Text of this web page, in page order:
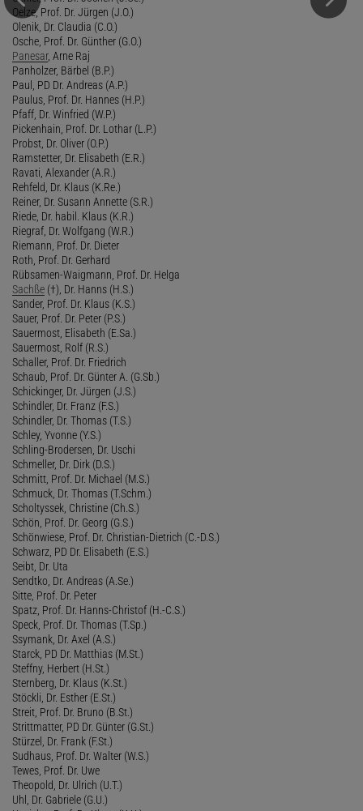
Oelze, Prof. Dr. Jürgen (J.O.)
Olenik, Dr. Claudia (C.O.)
Osche, Prof. Dr. Günther (G.O.)
Panesar, Arne Raj
Panholzer, Bärbel (B.P.)
Paul, PD Dr. Andreas (A.P.)
Paulus, Prof. Dr. Hannes (H.P.)
Pfaff, Dr. Winfried (W.P.)
Pickenhain, Prof. Dr. Lothar (L.P.)
Probst, Dr. Oliver (O.P.)
Ramstetter, Dr. Elisabeth (E.R.)
Ravati, Alexander (A.R.)
Rehfeld, Dr. Klaus (K.Re.)
Reiner, Dr. Susann Annette (S.R.)
Riede, Dr. habil. Klaus (K.R.)
Riegraf, Dr. Wolfgang (W.R.)
Riemann, Prof. Dr. Dieter
Roth, Prof. Dr. Gerhard
Rübsamen-Waigmann, Prof. Dr. Helga
Sachße (†), Dr. Hanns (H.S.)
Sander, Prof. Dr. Klaus (K.S.)
Sauer, Prof. Dr. Peter (P.S.)
Sauermost, Elisabeth (E.Sa.)
Sauermost, Rolf (R.S.)
Schaller, Prof. Dr. Friedrich
Schaub, Prof. Dr. Günter A. (G.Sb.)
Schickinger, Dr. Jürgen (J.S.)
Schindler, Dr. Franz (F.S.)
Schindler, Dr. Thomas (T.S.)
Schley, Yvonne (Y.S.)
Schling-Brodersen, Dr. Uschi
Schmeller, Dr. Dirk (D.S.)
Schmitt, Prof. Dr. Michael (M.S.)
Schmuck, Dr. Thomas (T.Schm.)
Scholtyssek, Christine (Ch.S.)
Schön, Prof. Dr. Georg (G.S.)
Schönwiese, Prof. Dr. Christian-Dietrich (C.-D.S.)
Schwarz, PD Dr. Elisabeth (E.S.)
Seibt, Dr. Uta
Sendtko, Dr. Andreas (A.Se.)
Sitte, Prof. Dr. Peter
Spatz, Prof. Dr. Hanns-Christof (H.-C.S.)
Speck, Prof. Dr. Thomas (T.Sp.)
Ssymank, Dr. Axel (A.S.)
Starck, PD Dr. Matthias (M.St.)
Steffny, Herbert (H.St.)
Sternberg, Dr. Klaus (K.St.)
Stöckli, Dr. Esther (E.St.)
Streit, Prof. Dr. Bruno (B.St.)
Strittmatter, PD Dr. Günter (G.St.)
Stürzel, Dr. Frank (F.St.)
Sudhaus, Prof. Dr. Walter (W.S.)
Tewes, Prof. Dr. Uwe
Theopold, Dr. Ulrich (U.T.)
Uhl, Dr. Gabriele (G.U.)